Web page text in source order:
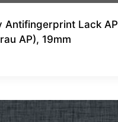
Antifingerprint Lack AP
AP), 19mm